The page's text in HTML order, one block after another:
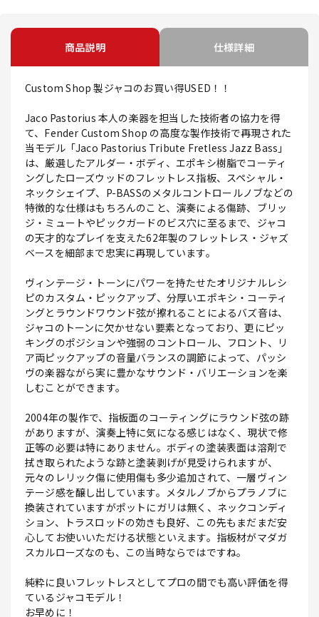
商品説明 仕様詳細
Custom Shop 製ジャコのお買い得USED！！
Jaco Pastorius 本人の楽器を担当した技術者の協力を得
て、Fender Custom Shop の高度な製作技術で再現された
当モデル「Jaco Pastorius Tribute Fretless Jazz Bass」
は、厳選したアルダー・ボディ、エポキシ樹脂でコーティ
ングしたローズウッドのフレットレス指板、スペシャル・
ネックシェイプ、P-BASSのメタルコントロールノブなどの
特徴的な仕様はもちろんのこと、演奏による傷跡、ブリッ
ジ・ミュートやピックガードのビス穴に至るまで、ジャコ
の天才的なプレイを支えた62年製のフレットレス・ジャズ
ベースを細部まで忠実に再現しています。
ヴィンテージ・トーンにパワーを持たせたオリジナルレシ
ピのカスタム・ピックアップ、分厚いエポキシ・コーティ
ングとラウンドワウンド弦が擦れることによるバズ音は、
ジャコのトーンに欠かせない要素となっており、更にピッ
キングのポジションや強弱のコントロール、フロント、リ
ア両ピックアップの音量バランスの調節によって、パッシ
ヴの楽器ながら実に豊かなサウンド・バリエーションを楽
しむことができます。
2004年の製作で、指板面のコーティングにラウンド弦の跡
がありますが、演奏上特に気になる感じはなく、現状で修
正等の必要は特にありません。ボディの塗装表面は溶剤で
拭き取られたような跡と塗装剥げが見受けられますが、
元々のレリック傷に使用傷も多少追加されて、一層ヴィン
テージ感を醸し出しています。メタルノブからプラノブに
換装されていますがポットにガリは無く、ネックコンディ
ション、トラスロッドの効きも良好、この先もまだまだ安
心してお使いいただける状態といえます。指板材がマダガ
スカルローズなのも、この当時ならではですね。
純粋に良いフレットレスとしてプロの間でも高い評価を得
ているジャコモデル！
お早めに！